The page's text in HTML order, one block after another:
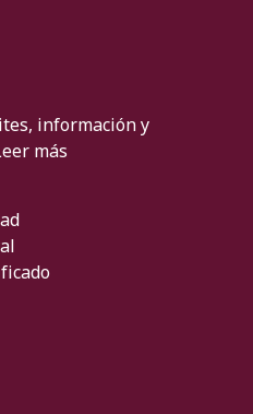
información y
más